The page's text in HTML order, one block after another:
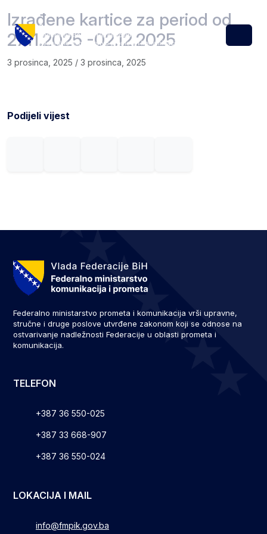
Menu
Izrađene kartice za period od
27.11.2025 -02.12.2025
3 prosinca, 2025 / 3 prosinca, 2025
Podijeli vijest
Federalno ministarstvo prometa i komunikacija vrši upravne,
stručne i druge poslove utvrđene zakonom koji se odnose na
ostvarivanje nadležnosti Federacije u oblasti prometa i
komunikacija.
TELEFON
+387 36 550-025
+387 33 668-907
+387 36 550-024
LOKACIJA I MAIL
info@fmpik.gov.ba